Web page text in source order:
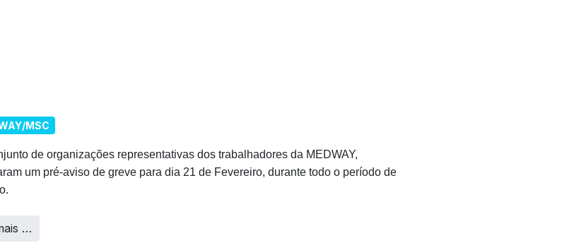
MSC
de organizações representativas dos trabalhadores da MEDWAY,
um pré-aviso de greve para dia 21 de Fevereiro, durante todo o período de
…